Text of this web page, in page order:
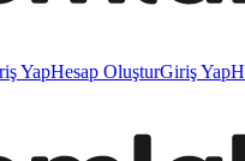
YapHesap OluşturGiriş Yap